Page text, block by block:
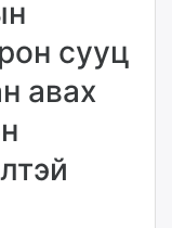
сууц
авах